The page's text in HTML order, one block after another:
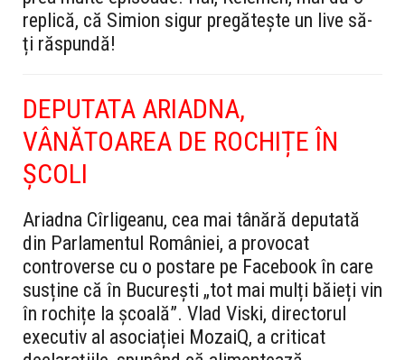
replică, că Simion sigur pregătește un live să-
ți răspundă!
DEPUTATA ARIADNA,
VÂNĂTOAREA DE ROCHIȚE ÎN
ȘCOLI
Ariadna Cîrligeanu, cea mai tânără deputată
din Parlamentul României, a provocat
controverse cu o postare pe Facebook în care
susține că în București „tot mai mulți băieți vin
în rochițe la școală”. Vlad Viski, directorul
executiv al asociației MozaiQ, a criticat